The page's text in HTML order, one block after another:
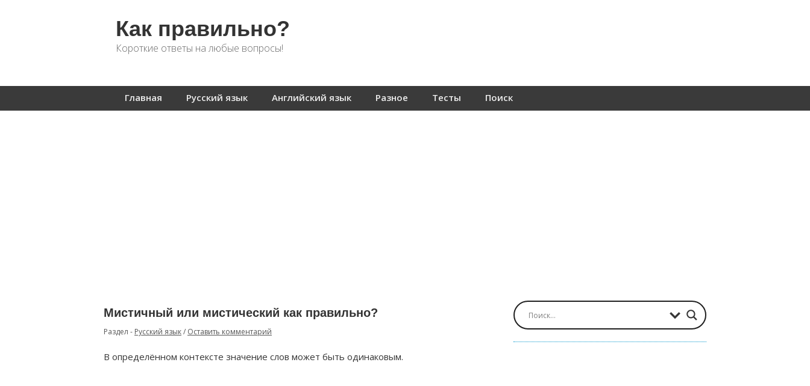
Как правильно?
Короткие ответы на любые вопросы!
Главная Русский язык Английский язык Разное Тесты Поиск
Мистичный или мистический как правильно?
Раздел - Русский язык/ Оставить комментарий
В определённом контексте значение слов может быть одинаковым.